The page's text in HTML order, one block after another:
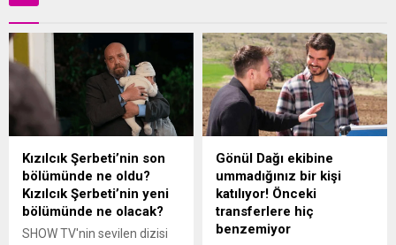
Kızılcık Şerbeti’nin son
bölümünde ne oldu?
Kızılcık Şerbeti’nin yeni
bölümünde ne olacak?
SHOW TV'nin sevilen dizisi
Gönül Dağı ekibine
ummadığınız bir kişi
katılıyor! Önceki
transferlere hiç
benzemiyor